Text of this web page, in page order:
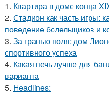
1. Квартира в доме конца
2. Стадион как часть игры:
поведение болельщиков и
3. За гранью поля: дом
спортивного успеха
4. Какая печь лучше для
варианта
5. Headlines: